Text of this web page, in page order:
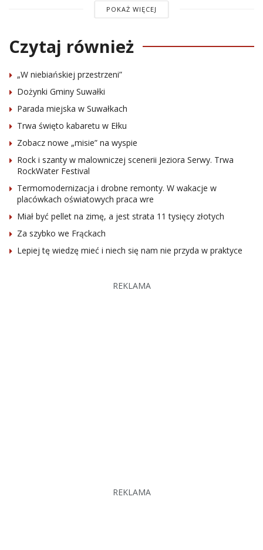
POKAŻ WIĘCEJ
Czytaj również
„W niebiańskiej przestrzeni”
Dożynki Gminy Suwałki
Parada miejska w Suwałkach
Trwa święto kabaretu w Ełku
Zobacz nowe „misie” na wyspie
Rock i szanty w malowniczej scenerii Jeziora Serwy. Trwa
RockWater Festival
Termomodernizacja i drobne remonty. W wakacje w
placówkach oświatowych praca wre
Miał być pellet na zimę, a jest strata 11 tysięcy złotych
Za szybko we Frąckach
Lepiej tę wiedzę mieć i niech się nam nie przyda w praktyce
REKLAMA
REKLAMA